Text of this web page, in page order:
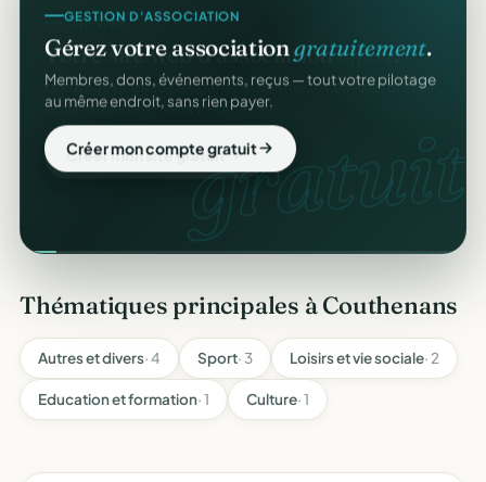
gratuit.
GESTION D'ASSOCIATION
Gérez votre associationgratuitement.
Membres, dons, événements, reçus — tout votre pilotage
au même endroit, sans rien payer.
Créer mon compte gratuit
Thématiques principales à Couthenans
Autres et divers· 4 Sport· 3 Loisirs et vie sociale· 2
Education et formation· 1 Culture· 1